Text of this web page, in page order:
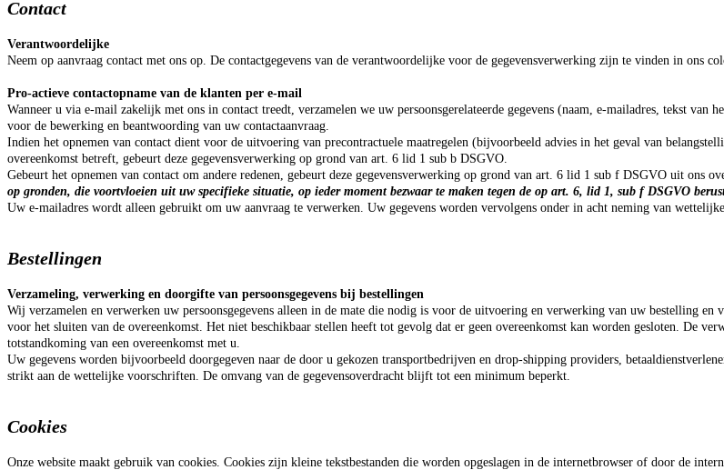
Contact
Verantwoordelijke
Neem op aanvraag contact met ons op. De contactgegevens van de verantwoordelijke voor de gegevensverwerking zijn te vinden in ons
Pro-actieve contactopname van de klanten per e-mail
Wanneer u via e-mail zakelijk met ons in contact treedt, verzamelen we uw persoonsgerelateerde gegevens (naam, e-mailadres, tekst
voor de bewerking en beantwoording van uw contactaanvraag.
Indien het opnemen van contact dient voor de uitvoering van precontractuele maatregelen (bijvoorbeeld advies in het geval van
overeenkomst betreft, gebeurt deze gegevensverwerking op grond van art. 6 lid 1 sub b DSGVO.
Gebeurt het opnemen van contact om andere redenen, gebeurt deze gegevensverwerking op grond van art. 6 lid 1 sub f DSGVO uit ons
op gronden, die voortvloeien uit uw specifieke situatie, op ieder moment bezwaar te maken tegen de op art. 6, lid 1, sub f DSGVO
Uw e-mailadres wordt alleen gebruikt om uw aanvraag te verwerken. Uw gegevens worden vervolgens onder in acht neming van
Bestellingen
Verzameling, verwerking en doorgifte van persoonsgegevens bij bestellingen
Wij verzamelen en verwerken uw persoonsgegevens alleen in de mate die nodig is voor de uitvoering en verwerking van uw bestelling
voor het sluiten van de overeenkomst. Het niet beschikbaar stellen heeft tot gevolg dat er geen overeenkomst kan worden gesloten. De
totstandkoming van een overeenkomst met u.
Uw gegevens worden bijvoorbeeld doorgegeven naar de door u gekozen transportbedrijven en drop-shipping providers,
strikt aan de wettelijke voorschriften. De omvang van de gegevensoverdracht blijft tot een minimum beperkt.
Cookies
Onze website maakt gebruik van cookies. Cookies zijn kleine tekstbestanden die worden opgeslagen in de internetbrowser of door de